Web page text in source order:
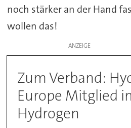
noch stärker an der Hand
wollen das!
ANZEIGE
Zum Verband:
Europe Mitglied
Hydrogen